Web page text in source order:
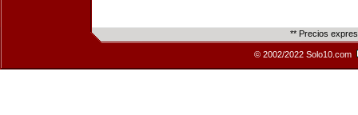
** Precios
© 2002/2022 Solo10.com